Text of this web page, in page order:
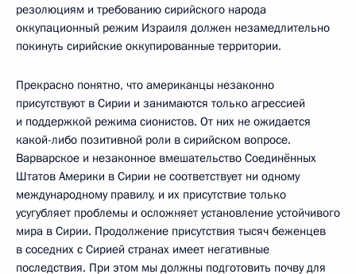
резолюциям и требованию сирийского народа
оккупационный режим Израиля должен незамедлительно
покинуть сирийские оккупированные территории.
Прекрасно понятно, что американцы незаконно
присутствуют в Сирии и занимаются только агрессией
и поддержкой режима сионистов. От них не ожидается
какой-либо позитивной роли в сирийском вопросе.
Варварское и незаконное вмешательство Соединённых
Штатов Америки в Сирии не соответствует ни одному
международному правилу, и их присутствие только
усугубляет проблемы и осложняет установление устойчивого
мира в Сирии. Продолжение присутствия тысяч беженцев
в соседних с Сирией странах имеет негативные
последствия. При этом мы должны подготовить почву для